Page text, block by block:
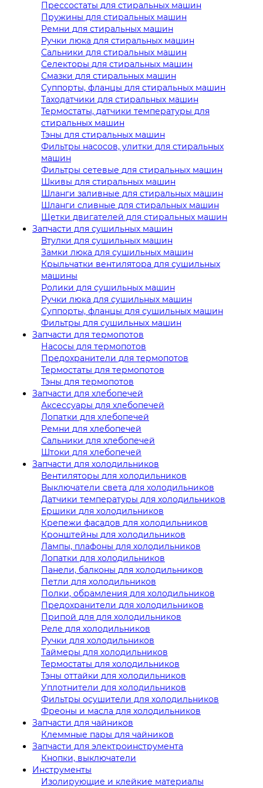
Прессостаты для стиральных машин
Пружины для стиральных машин
Ремни для стиральных машин
Ручки люка для стиральных машин
Сальники для стиральных машин
Селекторы для стиральных машин
Смазки для стиральных машин
Суппорты, фланцы для стиральных машин
Таходатчики для стиральных машин
Термостаты, датчики температуры для
стиральных машин
Тэны для стиральных машин
Фильтры насосов, улитки для стиральных
машин
Фильтры сетевые для стиральных машин
Шкивы для стиральных машин
Шланги заливные для стиральных машин
Шланги сливные для стиральных машин
Щетки двигателей для стиральных машин
Запчасти для сушильных машин
Втулки для сушильных машин
Замки люка для сушильных машин
Крыльчатки вентилятора для сушильных
машины
Ролики для сушильных машин
Ручки люка для сушильных машин
Суппорты, фланцы для сушильных машин
Фильтры для сушильных машин
Запчасти для термопотов
Насосы для термопотов
Предохранители для термопотов
Термостаты для термопотов
Тэны для термопотов
Запчасти для хлебопечей
Аксессуары для хлебопечей
Лопатки для хлебопечей
Ремни для хлебопечей
Сальники для хлебопечей
Штоки для хлебопечей
Запчасти для холодильников
Вентиляторы для холодильников
Выключатели света для холодильников
Датчики температуры для холодильников
Ершики для холодильников
Крепежи фасадов для холодильников
Кронштейны для холодильников
Лампы, плафоны для холодильников
Лопатки для холодильников
Панели, балконы для холодильников
Петли для холодильников
Полки, обрамления для холодильников
Предохранители для холодильников
Припой для для холодильников
Реле для холодильников
Ручки для холодильников
Таймеры для холодильников
Термостаты для холодильников
Тэны оттайки для холодильников
Уплотнители для холодильников
Фильтры осушители для холодильников
Фреоны и масла для холодильников
Запчасти для чайников
Клеммные пары для чайников
Запчасти для электроинструмента
Кнопки, выключатели
Инструменты
Изолирующие и клейкие материалы